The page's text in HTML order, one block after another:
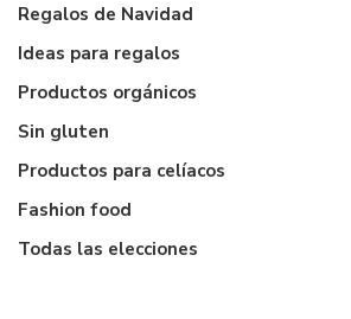
Regalos de Navidad
Ideas para regalos
Productos orgánicos
Sin gluten
Productos para celíacos
Fashion food
Todas las elecciones